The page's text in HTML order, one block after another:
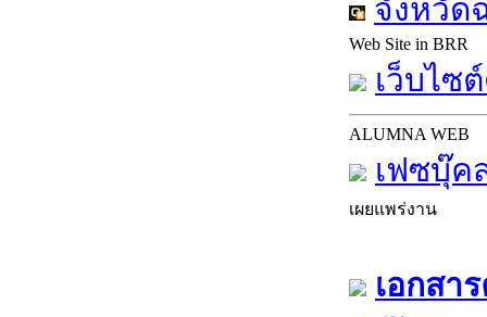
จังหวัด
Web Site in BRR
เว็บไซ
ALUMNA WEB
เฟซบุ๊ค
เผยแพร่งาน
เอกสา